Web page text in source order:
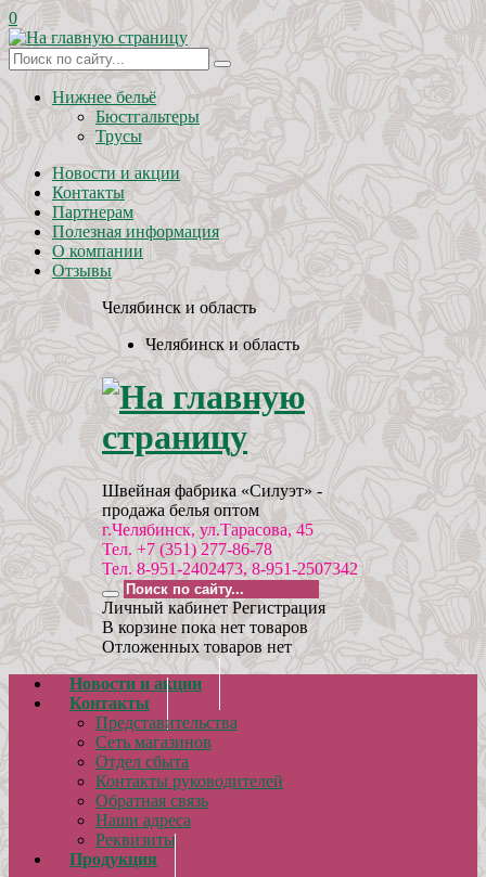
0
Нижнее бельё
Бюстгальтеры
Трусы
Новости и акции
Контакты
Партнерам
Полезная информация
О компании
Отзывы
Челябинск и область
Челябинск и область
Швейная фабрика «Силуэт» -
продажа белья оптом
г.Челябинск, ул.Тарасова, 45
Тел. +7 (351) 277-86-78
Тел. 8-951-2402473, 8-951-2507342
Личный кабинет Регистрация
В корзине пока нет товаров
Отложенных товаров нет
Новости и акции
Контакты
Представительства
Сеть магазинов
Отдел сбыта
Контакты руководителей
Обратная связь
Наши адреса
Реквизиты
Продукция